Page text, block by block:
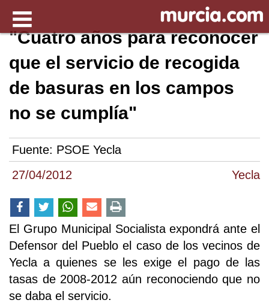
27/04/2012 Yecla
"Cuatro años para reconocer
que el servicio de recogida
de basuras en los campos
no se cumplía"
Fuente: PSOE Yecla
El Grupo Municipal Socialista expondrá ante el
Defensor del Pueblo el caso de los vecinos de
Yecla a quienes se les exige el pago de las
tasas de 2008-2012 aún reconociendo que no
se daba el servicio.